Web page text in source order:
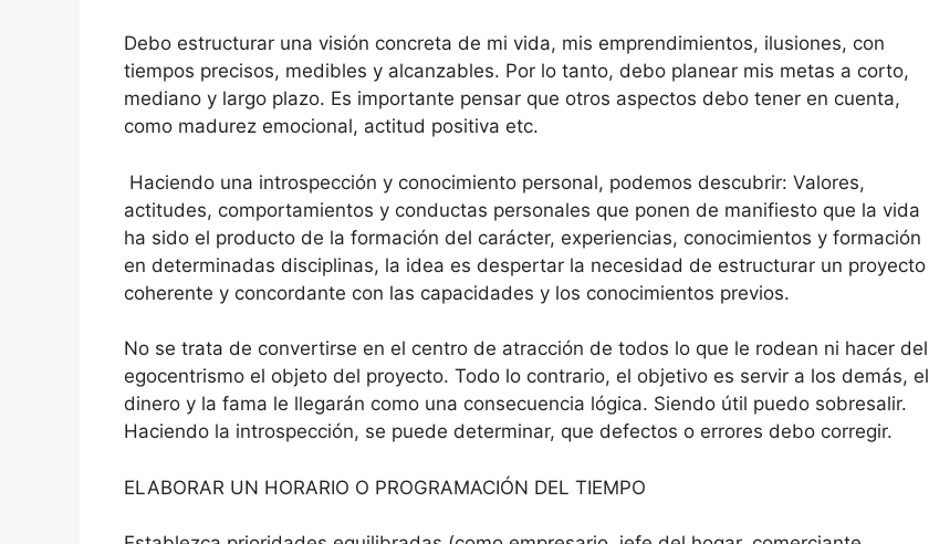
Debo estructurar una visión concreta de mi vida, mis emprendimientos, ilusiones, con
tiempos precisos, medibles y alcanzables. Por lo tanto, debo planear mis metas a corto,
mediano y largo plazo. Es importante pensar que otros aspectos debo tener en cuenta,
como madurez emocional, actitud positiva etc.
Haciendo una introspección y conocimiento personal, podemos descubrir: Valores,
actitudes, comportamientos y conductas personales que ponen de manifiesto que la vida
ha sido el producto de la formación del carácter, experiencias, conocimientos y formación
en determinadas disciplinas, la idea es despertar la necesidad de estructurar un proyecto
coherente y concordante con las capacidades y los conocimientos previos.
No se trata de convertirse en el centro de atracción de todos lo que le rodean ni hacer del
egocentrismo el objeto del proyecto. Todo lo contrario, el objetivo es servir a los demás, el
dinero y la fama le llegarán como una consecuencia lógica. Siendo útil puedo sobresalir.
Haciendo la introspección, se puede determinar, que defectos o errores debo corregir.
ELABORAR UN HORARIO O PROGRAMACIÓN DEL TIEMPO